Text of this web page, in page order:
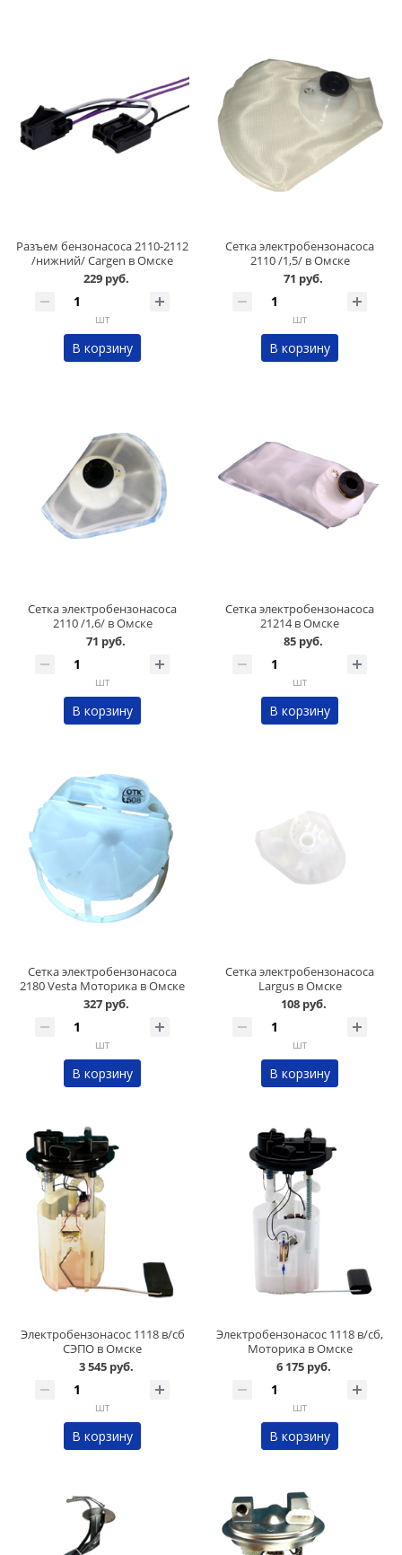
Разъем бензонасоса 2110-2112
/нижний/ Cargen в Омске
229 руб.
шт
В корзину
Сетка электробензонасоса
2110 /1,5/ в Омске
71 руб.
шт
В корзину
Сетка электробензонасоса
2110 /1,6/ в Омске
71 руб.
шт
В корзину
Сетка электробензонасоса
21214 в Омске
85 руб.
шт
В корзину
Сетка электробензонасоса
2180 Vesta Моторика в Омске
327 руб.
шт
В корзину
Сетка электробензонасоса
Largus в Омске
108 руб.
шт
В корзину
Электробензонасос 1118 в/сб
СЭПО в Омске
3 545 руб.
шт
В корзину
Электробензонасос 1118 в/сб,
Моторика в Омске
6 175 руб.
шт
В корзину